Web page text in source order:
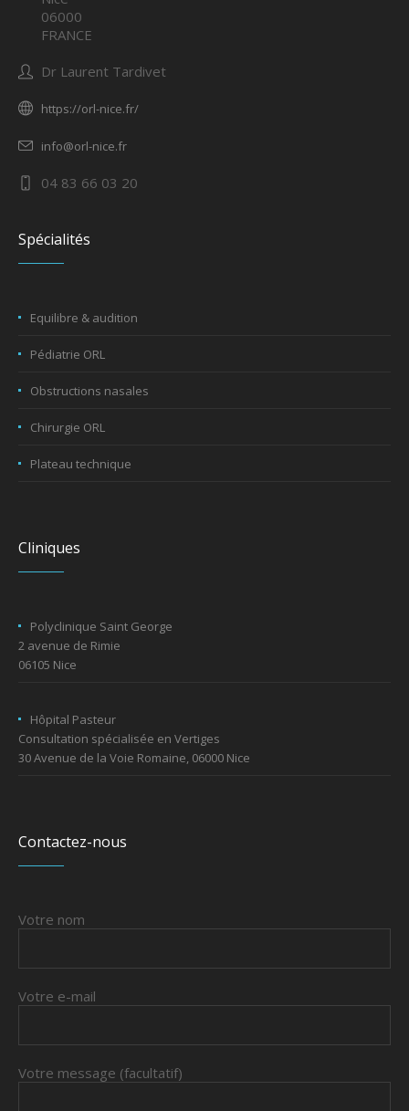
06000
FRANCE
Dr Laurent Tardivet
https://orl-nice.fr/
info@orl-nice.fr
04 83 66 03 20
Spécialités
Equilibre & audition
Pédiatrie ORL
Obstructions nasales
Chirurgie ORL
Plateau technique
Cliniques
Polyclinique Saint George
2 avenue de Rimie
06105 Nice
Hôpital Pasteur
Consultation spécialisée en Vertiges
30 Avenue de la Voie Romaine, 06000 Nice
Contactez-nous
Votre nom
Votre e-mail
Votre message (facultatif)